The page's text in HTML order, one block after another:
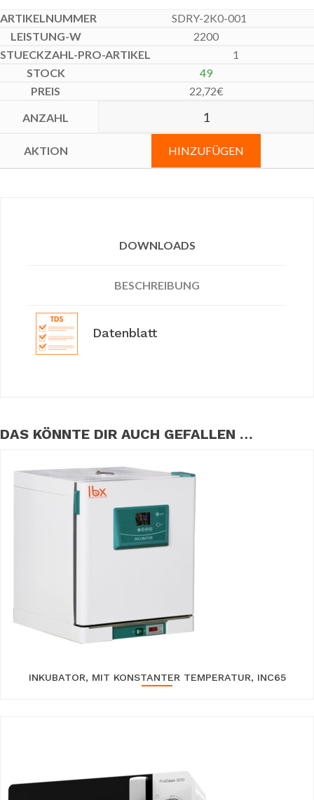
SDRY-2K0-001
2200
1
49
22,72€
HINZUFÜGEN
DOWNLOADS
BESCHREIBUNG
Datenblatt
DAS KÖNNTE DIR AUCH GEFALLEN …
INKUBATOR, MIT KONSTANTER TEMPERATUR, INC65